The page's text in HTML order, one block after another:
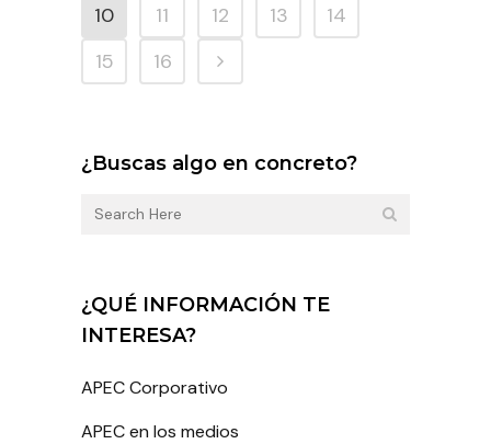
10
11 12 13
14
15
16
¿Buscas algo en concreto?
¿QUÉ INFORMACIÓN TE
INTERESA?
APEC Corporativo
APEC en los medios